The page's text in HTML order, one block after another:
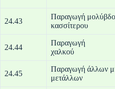
24.43
Παραγωγή
24.44
Παραγωγή
24.45
Παραγωγή άλλων